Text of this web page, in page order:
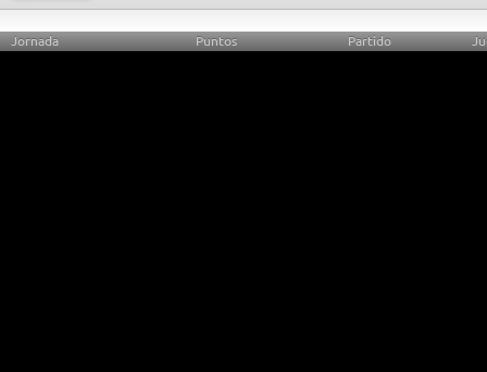
Jornada Puntos Partido